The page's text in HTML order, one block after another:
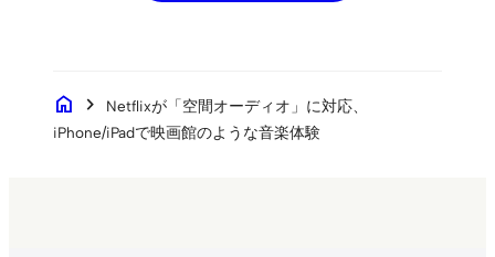
home chevron_right
Netflixが「空間オーディオ」に対応、
iPhone/iPadで映画館のような音楽体験